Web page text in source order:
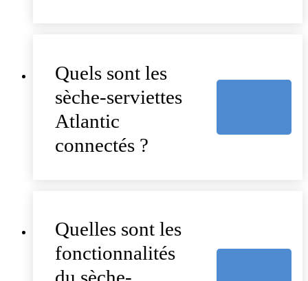
Quels sont les
sèche-serviettes
Atlantic
connectés ?
Quelles sont les
fonctionnalités